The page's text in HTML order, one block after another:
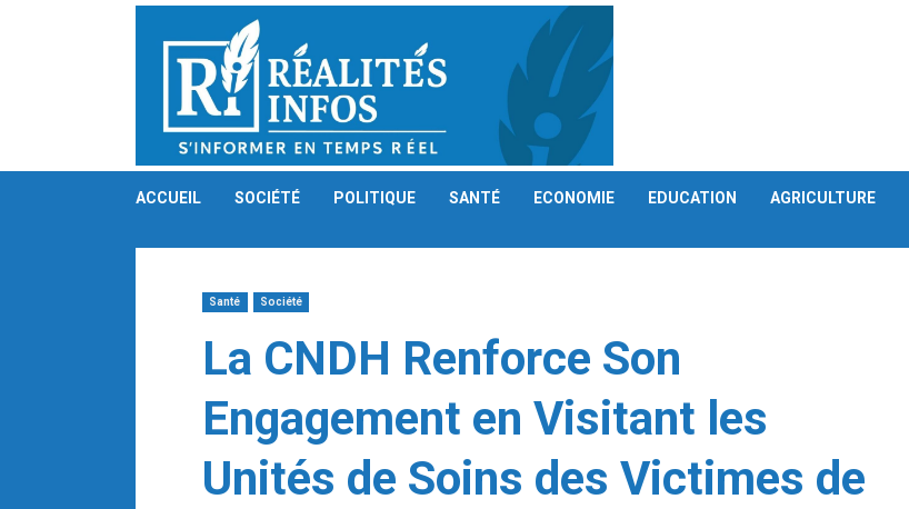
ACCUEIL SOCIÉTÉ POLITIQUE SANTÉ ECONOMIE EDUCATION AGRICULTURE
Santé Société
La CNDH Renforce Son
Engagement en Visitant les
Unités de Soins des Victimes de